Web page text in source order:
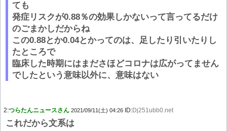
ても
発症リスクが0.88％の効果しかないって言ってるだけ
のごまかしだからね
この0.88とか0.04とかってのは、足したり引いたりし
たところで
臨床した時期にはまださほどコロナは広がってません
でしたという意味以外に、意味はない
2:つらたんニュースさん 2021/09/11(土) 04:26 ID:Dj251ubb0.net
これだから文系は